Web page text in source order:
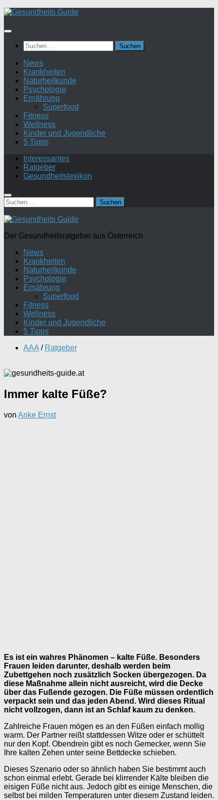
Suchen
nach:
News
Krankheiten
Naturheilkunde
Psychologie
Ernährung
Superfood
Fitness
Wellness
Kinder und Jugendliche
5 Tipps
Interessantes
Ratgeber
Gesundheitslexikon
Suchen
nach:
Der Gesundheitsratgeber aus Österreich
News
Krankheiten
Naturheilkunde
Psychologie
Ernährung
Superfood
Fitness
Wellness
Kinder und Jugendliche
5 Tipps
AAA / Ratgeber
Immer kalte Füße?
von Anke Ernst
Es ist ein wahres Phänomen – kalte Füße. Besonders
Frauen leiden darunter, deshalb werden beim
Zubettgehen noch zusätzlich Socken übergezogen. Da
diese Maßnahme allein nicht ausreicht, wird die Decke
über das Fußende gezogen. Die Füße müssen ordentlich
verpackt sein und das jeden Abend. Wird dieses Ritual
nicht vollzogen, dann ist an Schlaf kaum zu denken.
Zahlreiche Frauen mögen es an den Füßen einfach mollig
warm. Der Partner reißt stattdessen Witze oder er schüttelt
nur den Kopf. Obendrein gibt es noch Gemecker, wenn Sie
Ihre kalten Zehen unter seine Bettdecke schieben.
Dieses Szenario oder so ähnlich haben Sie bestimmt auch
schon einmal erlebt. Gerade bei klirrender Kälte bleiben die
eisigen Füße nicht aus. Jedoch gibt es einige Menschen, die
selbst bei milden Temperaturen unter diesem Zustand leiden.